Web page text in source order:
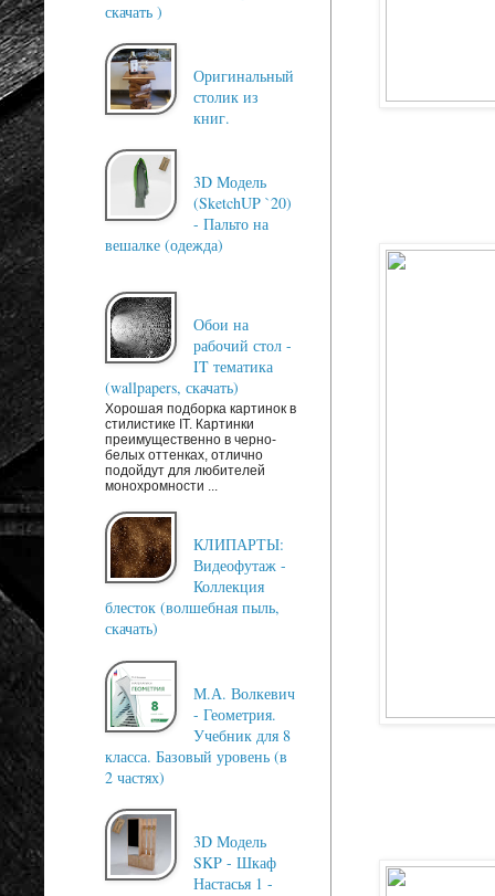
скачать )
Оригинальный
столик из
книг.
3D Модель
(SketchUP `20)
- Пальто на
вешалке (одежда)
Обои на
рабочий стол -
IT тематика
(wallpapers, скачать)
Хорошая подборка картинок в
стилистике IT. Картинки
преимущественно в черно-
белых оттенках, отлично
подойдут для любителей
монохромности ...
КЛИПАРТЫ:
Видеофутаж -
Коллекция
блесток (волшебная пыль,
скачать)
М.А. Волкевич
- Геометрия.
Учебник для 8
класса. Базовый уровень (в
2 частях)
3D Модель
SKP - Шкаф
Настасья 1 -